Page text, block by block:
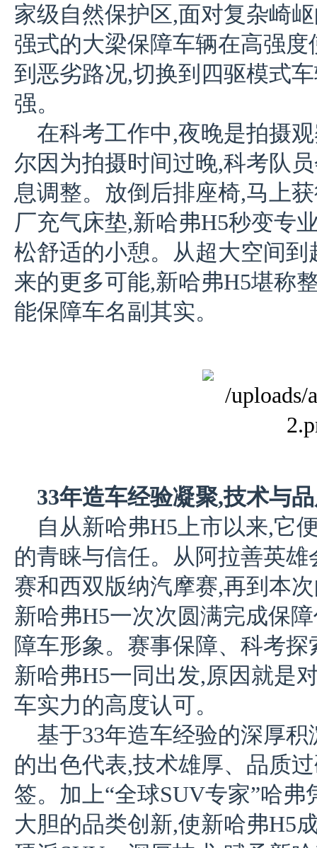
家级自然保护区,面对复杂崎
强式的大梁保障车辆在高强
到恶劣路况,切换到四驱模式
强。
在科考工作中,夜晚是拍摄
尔因为拍摄时间过晚,科考队
息调整。放倒后排座椅,马上
厂充气床垫,新哈弗H5秒变专
松舒适的小憩。从超大空间
来的更多可能,新哈弗H5堪称
能保障车名副其实。
33年造车经验凝聚,技术与
自从新哈弗H5上市以来,它
的青睐与信任。从阿拉善英
赛和西双版纳汽摩赛,再到本
新哈弗H5一次次圆满完成保
障车形象。赛事保障、科考
新哈弗H5一同出发,原因就是
车实力的高度认可。
基于33年造车经验的深厚
的出色代表,技术雄厚、品质
签。加上“全球SUV专家”哈
大胆的品类创新,使新哈弗H5